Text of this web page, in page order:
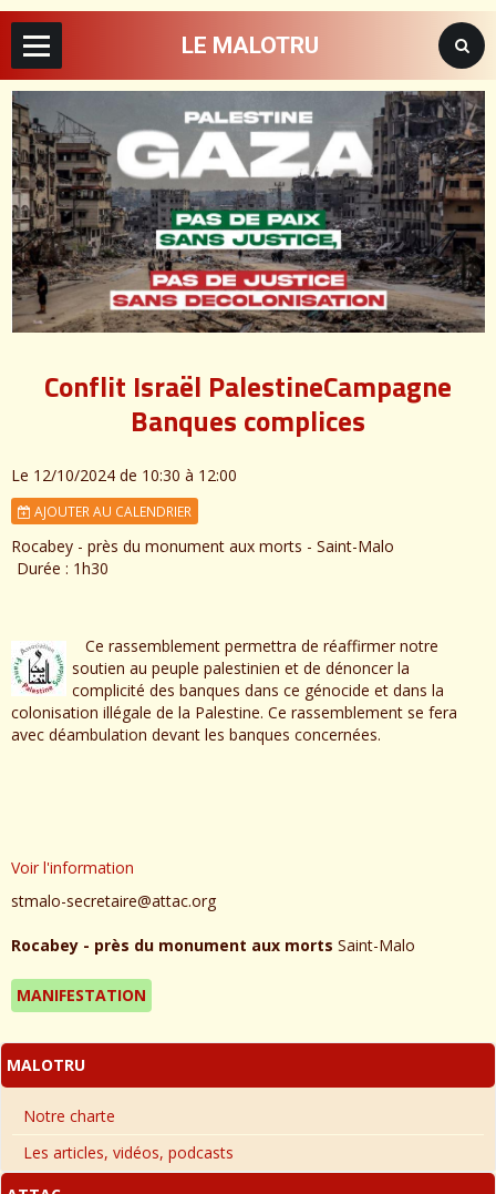
LE MALOTRU
Conflit Israël PalestineCampagne
Banques complices
Le 12/10/2024 de 10:30 à 12:00
AJOUTER AU CALENDRIER
Rocabey - près du monument aux morts - Saint-Malo
Durée : 1h30
Ce rassemblement permettra de réaffirmer notre
soutien au peuple palestinien et de dénoncer la
complicité des banques dans ce génocide et dans la
colonisation illégale de la Palestine. Ce rassemblement se fera
avec déambulation devant les banques concernées.
Voir l'information
stmalo-secretaire@attac.org
Rocabey - près du monument aux morts Saint-Malo
MANIFESTATION
MALOTRU
Notre charte
Les articles, vidéos, podcasts